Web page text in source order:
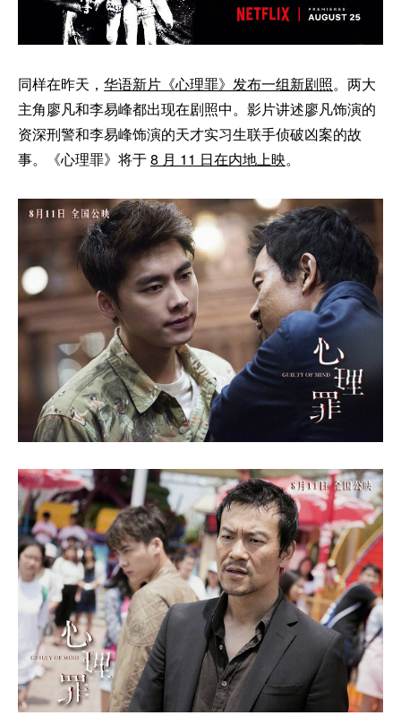
同样在昨天， 华语新片《心理罪》发布一组新剧照。两大
主角廖凡和李易峰都出现在剧照中。影片讲述廖凡饰演的
资深刑警和李易峰饰演的天才实习生联手侦破凶案的故
事。《心理罪》将于8 月 11 日在内地上映。